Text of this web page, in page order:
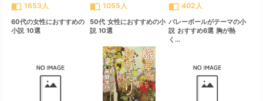
import_contacts 1653人
60代の女性におすすめの
小説 10選
import_contacts 1055人
50代 女性におすすめの小
説 10選
import_contacts 402人
バレーボールがテーマの小
説 おすすめ6選 胸が熱
く...